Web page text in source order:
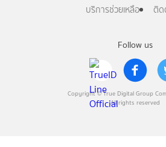
Follow us
Copyright © True Digital Group
All rights reserved
บริการช่วยเหลือ
ติด